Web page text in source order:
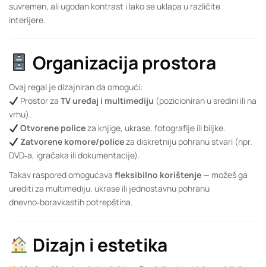
suvremen, ali ugodan kontrast i lako se uklapa u različite
interijere.
Organizacija prostora
Ovaj regal je dizajniran da omogući:
Prostor za TV uređaj i multimediju (pozicioniran u sredini ili na
vrhu).
Otvorene policeza knjige, ukrase, fotografije ili biljke.
Zatvorene komore/policeza diskretniju pohranu stvari (npr.
DVD‑a, igračaka ili dokumentacije).
Takav raspored omogućava fleksibilno korištenje — možeš ga
urediti za multimediju, ukrase ili jednostavnu pohranu
dnevno‑boravkastih potrepština.
Dizajn i estetika